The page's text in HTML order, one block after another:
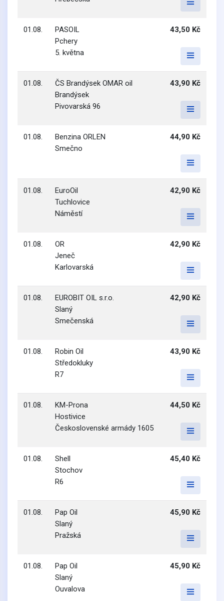
01.08.
PASOIL
Pchery
5. května
43,50 Kč
01.08.
ČS Brandýsek OMAR oil
Brandýsek
Pivovarská 96
43,90 Kč
01.08.
Benzina ORLEN
Smečno
44,90 Kč
01.08.
EuroOil
Tuchlovice
Náměstí
42,90 Kč
01.08.
OR
Jeneč
Karlovarská
42,90 Kč
01.08.
EUROBIT OIL s.r.o.
Slaný
Smečenská
42,90 Kč
01.08.
Robin Oil
Středokluky
R7
43,90 Kč
01.08.
KM-Prona
Hostivice
Československé armády 1605
44,50 Kč
01.08.
Shell
Stochov
R6
45,40 Kč
01.08.
Pap Oil
Slaný
Pražská
45,90 Kč
01.08.
Pap Oil
Slaný
Ouvalova
45,90 Kč